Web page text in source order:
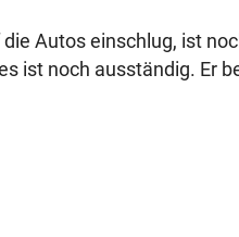
Autos einschlug, ist
ist noch ausständig. Er